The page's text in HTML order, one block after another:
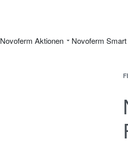
Novoferm Aktionen Novoferm